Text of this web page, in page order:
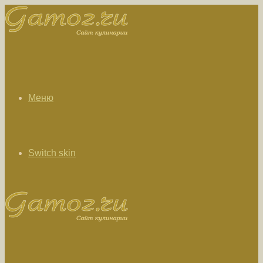
Меню
Switch skin